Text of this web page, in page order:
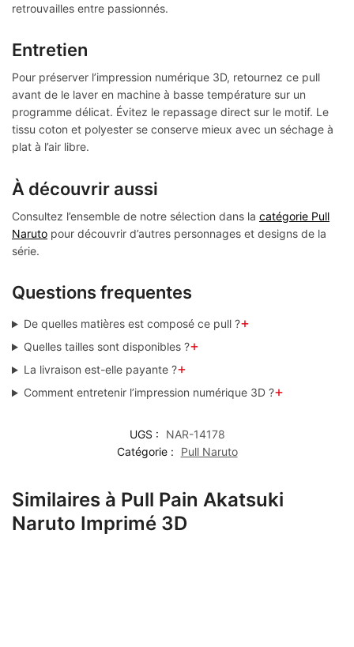
retrouvailles entre passionnés.
Entretien
Pour préserver l’impression numérique 3D, retournez ce pull
avant de le laver en machine à basse température sur un
programme délicat. Évitez le repassage direct sur le motif. Le
tissu coton et polyester se conserve mieux avec un séchage à
plat à l’air libre.
À découvrir aussi
Consultez l’ensemble de notre sélection dans la catégorie Pull
Naruto pour découvrir d’autres personnages et designs de la
série.
Questions frequentes
De quelles matières est composé ce pull ?+
Quelles tailles sont disponibles ?+
La livraison est-elle payante ?+
Comment entretenir l’impression numérique 3D ?+
UGS :
NAR-14178
Catégorie :
Pull Naruto
Similaires à Pull Pain Akatsuki
Naruto Imprimé 3D